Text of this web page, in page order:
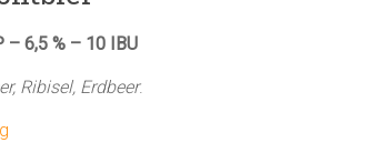
– 6,5 % – 10 IBU
Ribisel, Erdbeer.